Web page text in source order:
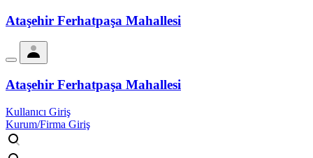
Ataşehir Ferhatpaşa Mahallesi
Ataşehir Ferhatpaşa Mahallesi
Kullanıcı Giriş
Kurum/Firma Giriş